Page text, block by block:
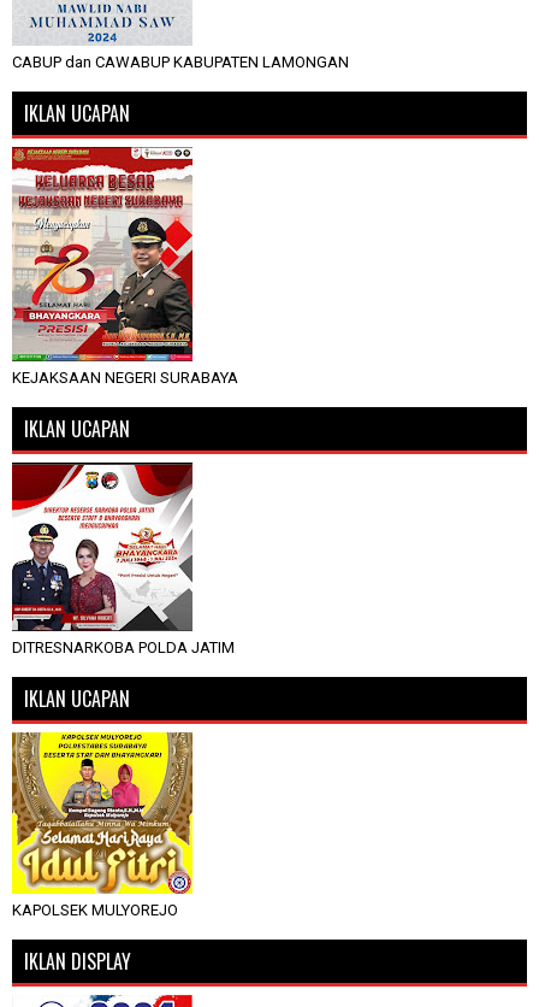
CABUP dan CAWABUP KABUPATEN LAMONGAN
IKLAN UCAPAN
KEJAKSAAN NEGERI SURABAYA
IKLAN UCAPAN
DITRESNARKOBA POLDA JATIM
IKLAN UCAPAN
KAPOLSEK MULYOREJO
IKLAN DISPLAY